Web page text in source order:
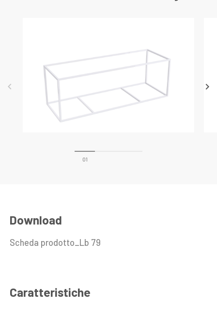
keyboard_arrow_left keyboard_arrow_right
Download
Scheda prodotto_Lb 79
Caratteristiche